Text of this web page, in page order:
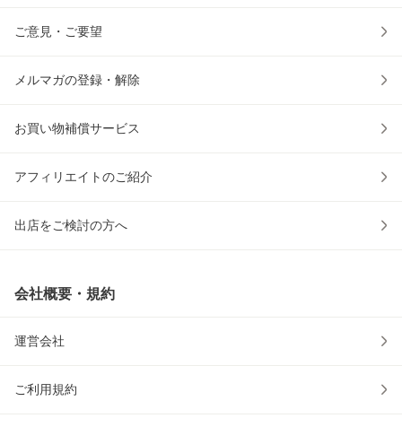
ご意見・ご要望
メルマガの登録・解除
お買い物補償サービス
アフィリエイトのご紹介
出店をご検討の方へ
会社概要・規約
運営会社
ご利用規約